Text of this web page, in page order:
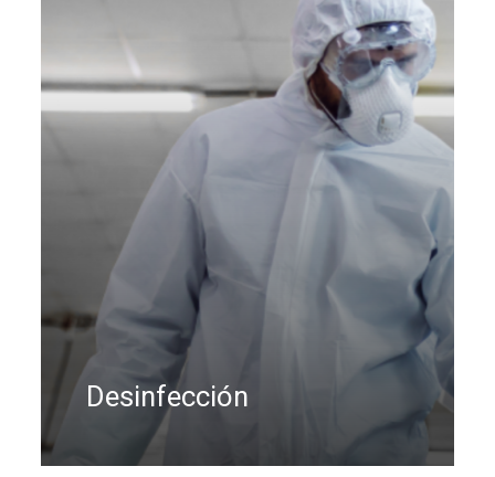
Desinfección